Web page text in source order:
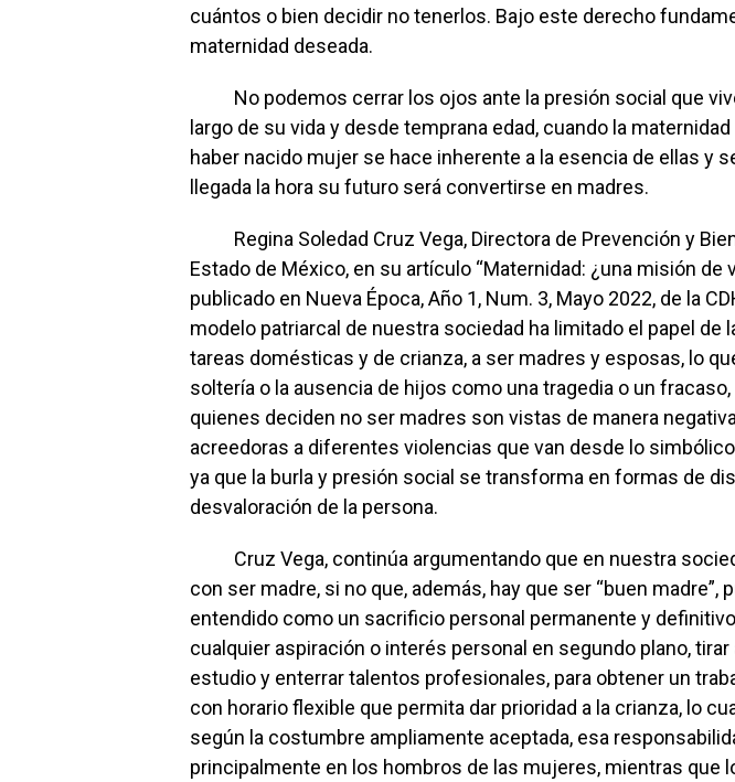
cuántos o bien decidir no tenerlos. Bajo este derecho
maternidad deseada.
No podemos cerrar los ojos ante la presión social que
largo de su vida y desde temprana edad, cuando la
haber nacido mujer se hace inherente a la esencia de ellas y
llegada la hora su futuro será convertirse en madres.
Regina Soledad Cruz Vega, Directora de Prevención y
Estado de México, en su artículo “Maternidad: ¿una misión de
publicado en Nueva Época, Año 1, Num. 3, Mayo 2022, de la
modelo patriarcal de nuestra sociedad ha limitado el papel de
tareas domésticas y de crianza, a ser madres y esposas, lo
soltería o la ausencia de hijos como una tragedia o un fracaso,
quienes deciden no ser madres son vistas de manera
acreedoras a diferentes violencias que van desde lo
ya que la burla y presión social se transforma en formas de
desvaloración de la persona.
Cruz Vega, continúa argumentando que en nuestra
con ser madre, si no que, además, hay que ser “buen madre”,
entendido como un sacrificio personal permanente y
cualquier aspiración o interés personal en segundo plano, tirar
estudio y enterrar talentos profesionales, para obtener un
con horario flexible que permita dar prioridad a la crianza, lo
según la costumbre ampliamente aceptada, esa
principalmente en los hombros de las mujeres, mientras que